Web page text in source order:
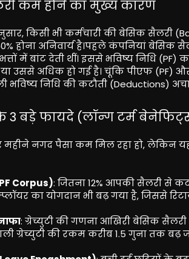
कम होने का मुख्य कारण
किसी भी कर्मचारी की बेसिक सैलरी
होना अनिवार्य है।पहले कंपनियां बेसिक
में बांट देती थीं। इससे भविष्य निधि
उससे अधिक हो गई है। चूंकि पीएफ (PF)
भविष्य निधि की कटौती (Deductions)
3 बड़े फायदे (लॉन्ग टर्म
नगद पैसा कम मिल रहा हो, लेकिन
Corpus): जितना 12% आपकी सैलरी से
का योगदान भी बढ़ गया है, जिससे
: ग्रेच्युटी की गणना आखिरी बेसिक
ग्रेच्युटी की रकम करीब 1.5 गुना तक बढ़